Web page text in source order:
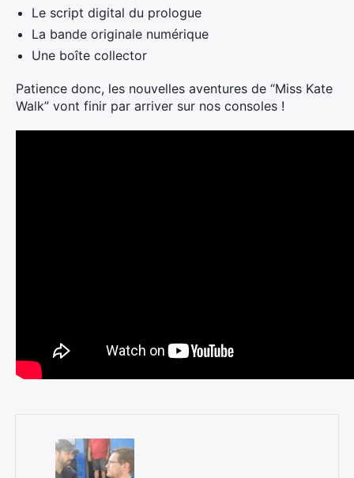
Le script digital du prologue
La bande originale numérique
Une boîte collector
Patience donc, les nouvelles aventures de “Miss Kate
Walk” vont finir par arriver sur nos consoles !